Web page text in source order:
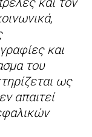
και
του
ως
απαιτεί